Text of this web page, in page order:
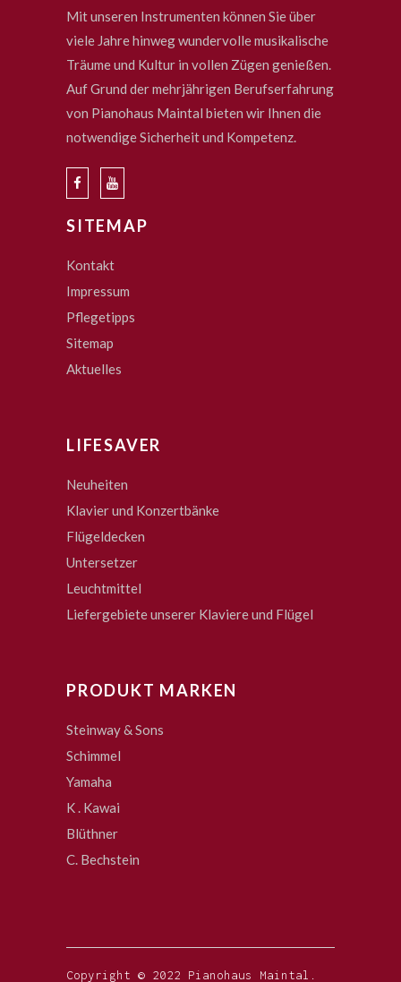
Mit unseren Instrumenten können Sie über
viele Jahre hinweg wundervolle musikalische
Träume und Kultur in vollen Zügen genießen.
Auf Grund der mehrjährigen Berufserfahrung
von Pianohaus Maintal bieten wir Ihnen die
notwendige Sicherheit und Kompetenz.
SITEMAP
Kontakt
Impressum
Pflegetipps
Sitemap
Aktuelles
LIFESAVER
Neuheiten
Klavier und Konzertbänke
Flügeldecken
Untersetzer
Leuchtmittel
Liefergebiete unserer Klaviere und Flügel
PRODUKT MARKEN
Steinway & Sons
Schimmel
Yamaha
K . Kawai
Blüthner
C. Bechstein
Copyright © 2022 Pianohaus Maintal.